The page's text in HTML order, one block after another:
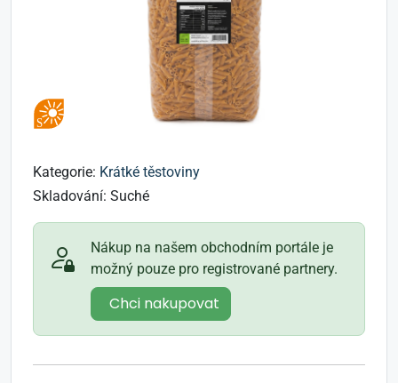
Kategorie: Krátké těstoviny
Skladování: Suché
Nákup na našem obchodním portále je
možný pouze pro registrované partnery.
Chci nakupovat